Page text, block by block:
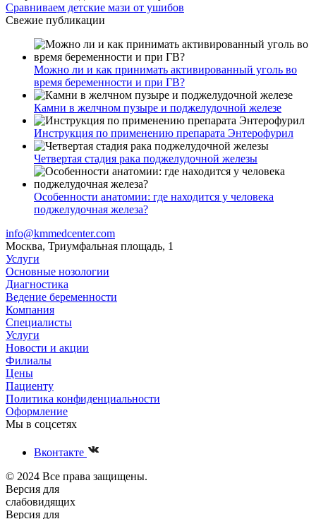
Сравниваем детские мази от ушибов
Свежие публикации
Можно ли и как принимать активированный уголь во
время беременности и при ГВ?
Камни в желчном пузыре и поджелудочной железе
Инструкция по применению препарата Энтерофурил
Четвертая стадия рака поджелудочной железы
Особенности анатомии: где находится у человека
поджелудочная железа?
info@kmmedcenter.com
Москва, Триумфальная площадь, 1
Услуги
Основные нозологии
Диагностика
Ведение беременности
Компания
Специалисты
Услуги
Новости и акции
Филиалы
Цены
Пациенту
Политика конфиденциальности
Оформление
Мы в соцсетях
Вконтакте
© 2024 Все права защищены.
Версия для
слабовидящих
Версия для